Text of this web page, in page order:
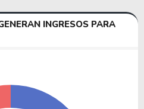
INGRESOS PARA